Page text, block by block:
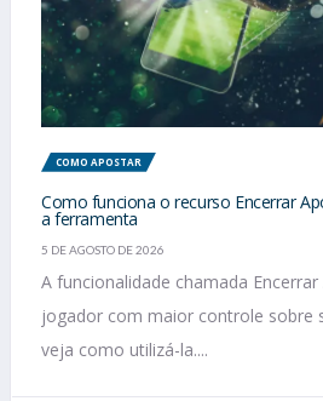
COMO APOSTAR
Como funciona o recurso Encerrar
a ferramenta
5 DE AGOSTO DE 2026
A funcionalidade chamada
jogador com maior controle sobre
veja como utilizá-la....